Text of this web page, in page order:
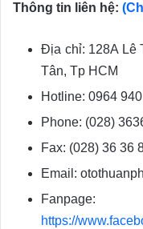
Thông tin liên hệ:
Địa chỉ: 128A Lê
Tân, Tp HCM
Hotline: 0964
Phone: (028)
Fax: (028) 36 36
Email:
Fanpage:
https://